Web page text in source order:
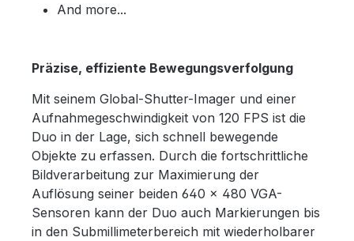
And more...
Präzise, effiziente Bewegungsverfolgung
Mit seinem Global-Shutter-Imager und einer
Aufnahmegeschwindigkeit von 120 FPS ist die
Duo in der Lage, sich schnell bewegende
Objekte zu erfassen. Durch die fortschrittliche
Bildverarbeitung zur Maximierung der
Auflösung seiner beiden 640 × 480 VGA-
Sensoren kann der Duo auch Markierungen bis
in den Submillimeterbereich mit wiederholbarer